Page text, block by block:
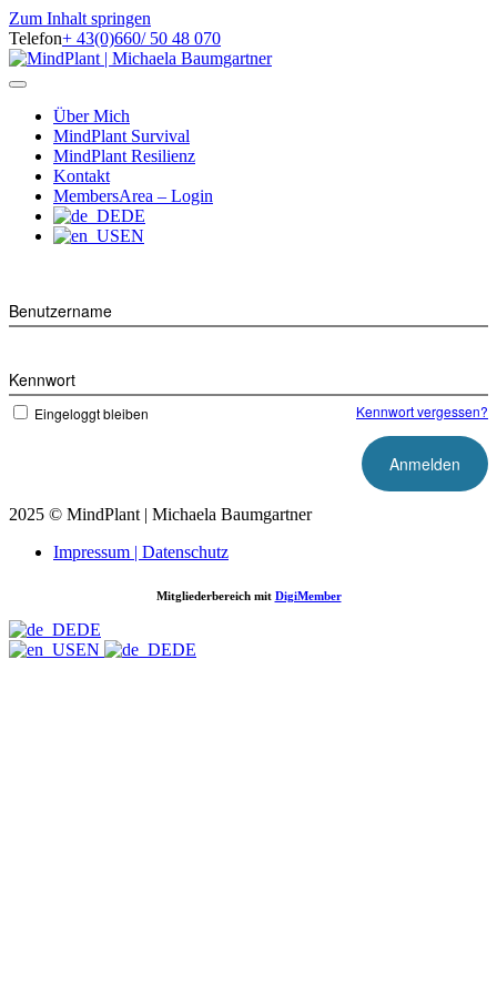
Zum Inhalt springen
Telefon+ 43(0)660/ 50 48 070
Facebook
Instagram
Navigation
Über Mich
MindPlant Survival
MindPlant Resilienz
Kontakt
MembersArea – Login
DE
EN
Benutzername
Kennwort
Eingeloggt bleiben Kennwort vergessen?
2025 © MindPlant | Michaela Baumgartner
Impressum | Datenschutz
Mitgliederbereich mit DigiMember
DE
EN
DE